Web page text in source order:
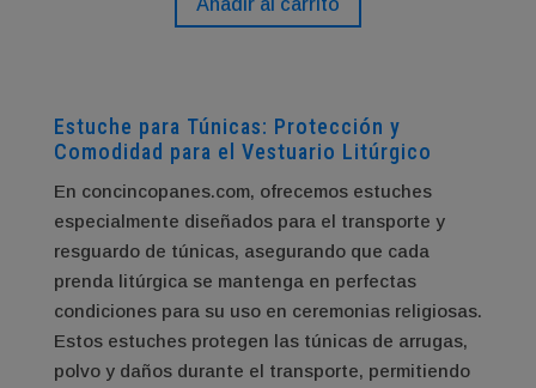
Estuche para Túnicas: Protección y
Comodidad para el Vestuario Litúrgico
En concincopanes.com, ofrecemos estuches
especialmente diseñados para el transporte y
resguardo de túnicas, asegurando que cada
prenda litúrgica se mantenga en perfectas
condiciones para su uso en ceremonias religiosas.
Estos estuches protegen las túnicas de arrugas,
polvo y daños durante el transporte, permitiendo